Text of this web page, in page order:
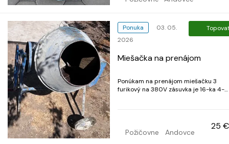
Ponuka
03. 05.
2026
Miešačka na prenájom
Ponúkam na prenájom miešačku 3
furikový na 380V zásuvka je 16-ka 4-
poškodený miešačky sa záloha
Volať na 0915038941 alebo na 0...
Požičovne Andovce
25 €